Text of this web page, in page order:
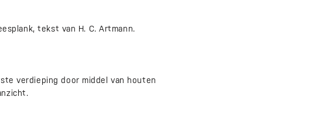
tekst van H. C. Artmann.
verdieping door middel van houten